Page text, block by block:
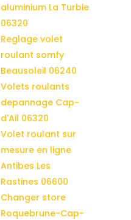
aluminium La Turbie
06320
Reglage volet
roulant somfy
Beausoleil 06240
Volets roulants
depannage Cap-
d'Ail 06320
Volet roulant sur
mesure en ligne
Antibes Les
Rastines 06600
Changer store
Roquebrune-Cap-